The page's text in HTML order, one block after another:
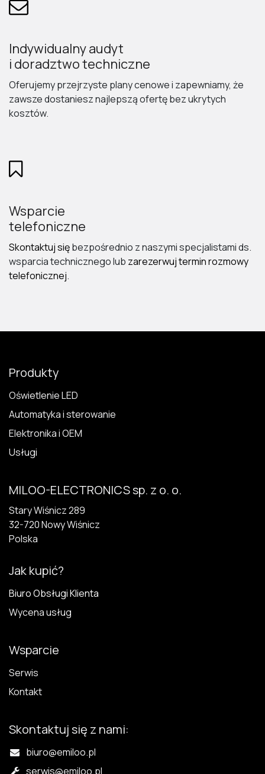
Indywidualny audyt
i doradztwo techniczne
Oferujemy przejrzyste plany cenowe i zapewniamy, że
zawsze dostaniesz najlepszą ofertę bez ukrytych
kosztów.
Wsparcie
telefoniczne
Skontaktuj siębezpośrednio z naszymi specjalistami ds.
wsparcia technicznego lub zarezerwuj termin rozmowy
telefonicznej.
Produkty
Oświetlenie LED
Automatyka i sterowanie
Elektronika i OEM
Usługi
MILOO-ELECTRONICS sp. z o. o.
Stary Wiśnicz 289
32-720 N​owy Wiśnicz
Polska
Jak kupić?
Biuro Obsługi Klienta
Wycena usług
Wsparcie
Serwis
Kontakt
Skontaktuj się z nami:
biuro@emiloo.pl
serwis@emiloo.pl